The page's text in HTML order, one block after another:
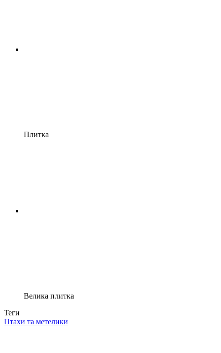
Плитка
Велика плитка
Теги
Птахи та метелики